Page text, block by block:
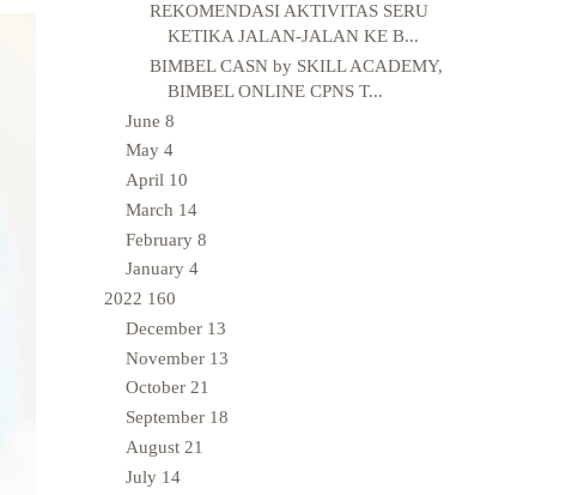
REKOMENDASI AKTIVITAS SERU
KETIKA JALAN-JALAN KE B...
BIMBEL CASN by SKILL ACADEMY,
BIMBEL ONLINE CPNS T...
June 8
May 4
April 10
March 14
February 8
January 4
2022 160
December 13
November 13
October 21
September 18
August 21
July 14